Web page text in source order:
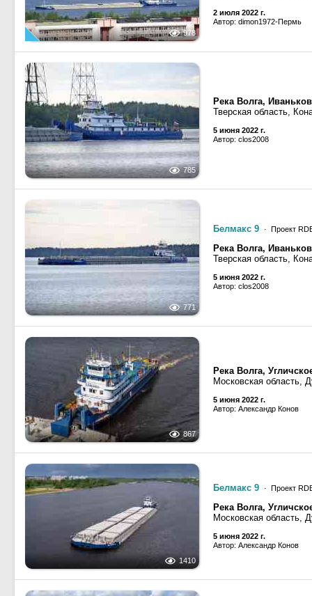
978
2 июля 2022 г.
Автор: dimon1972-Пермь
785
Река Волга,
Тверская область,
5 июня 2022 г.
Автор: clos2008
771
Белмакс 9 · Проект
Река Волга,
Тверская область,
5 июня 2022 г.
Автор: clos2008
867
Река Волга,
Московская область,
5 июня 2022 г.
Автор: Александр Конов
1410
Белмакс 9 · Проект
Река Волга,
Московская область,
5 июня 2022 г.
Автор: Александр Конов